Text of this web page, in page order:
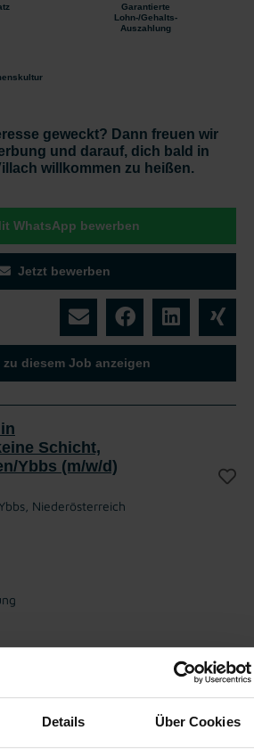
Details Über Cookies
Garantierte
Lohn-/Gehalts-
Auszahlung
geweckt? Dann freuen wir
und darauf, dich bald in
willkommen zu heißen.
WhatsApp bewerben
Jetzt bewerben
zu diesem Job anzeigen
Schicht,
Ybbs (m/w/d)
Niederösterreich
MAG-Schweißarbeiten im Maschinenbau
Fertigung in unserer